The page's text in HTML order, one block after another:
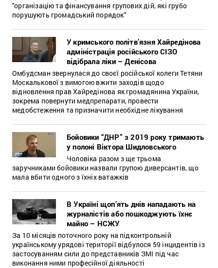
"організацію та фінансування групових дій, які грубо
порушують громадський порядок"
У кримського політв’язня Хайредінова
адміністрація російського СІЗО
відібрала ліки – Денісова
Омбудсман звернулася до своєї російської колеги Тетяни
Москалькової з вимогою вжити заходів щодо
відновлення прав Хайредінова як громадянина України,
зокрема повернути медпрепарати, провести
медобстеження та призначити необхідне лікування
Бойовики “ДНР” з 2019 року тримають
у полоні Віктора Шидловського
Чоловіка разом з ще трьома
заручниками бойовики назвали групою диверсантів, що
мала вбити одного з їхніх ватажків
В Україні щоп’ять днів нападають на
журналістів або пошкоджують їхнє
майно – НСЖУ
За 10 місяців поточного року на підконтрольній
українському урядові території відбулося 59 інцидентів із
застосуванням сили до представників ЗМІ під час
виконання ними професійної діяльності